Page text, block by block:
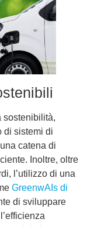
sostenibilità,
di sistemi di
catena di
Inoltre, oltre
l’utilizzo di una
GreenwAIs di
di sviluppare